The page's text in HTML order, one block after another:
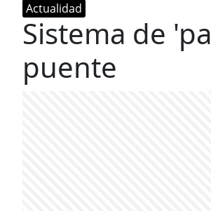
Actualidad
Sistema de
puente